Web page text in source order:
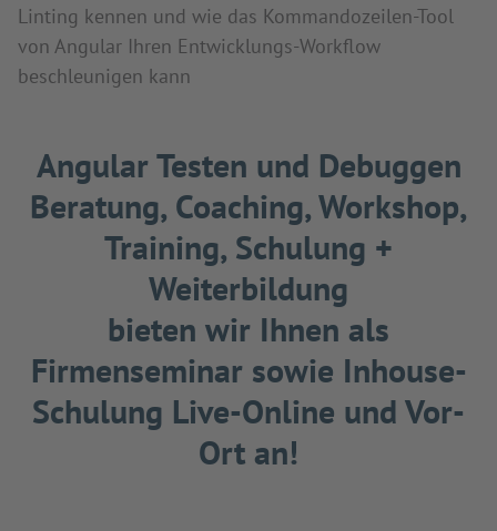
Linting kennen und wie das Kommandozeilen-Tool
von Angular Ihren Entwicklungs-Workflow
beschleunigen kann
Angular Testen und Debuggen
Beratung, Coaching, Workshop,
Training, Schulung +
Weiterbildung
bieten wir Ihnen als
Firmenseminar sowie Inhouse-
Schulung Live-Online und Vor-
Ort an!